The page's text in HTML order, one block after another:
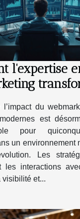
l'expertise
l’impact du
est
pour
un environnement
Les
les interactions
et...